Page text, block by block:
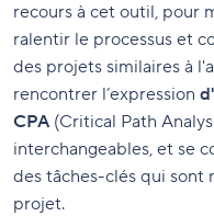
recours à cet outil, pour
ralentir le processus et
des projets similaires à
rencontrer l’expression
CPA (Critical Path
interchangeables, et se
des tâches-clés qui sont
projet.